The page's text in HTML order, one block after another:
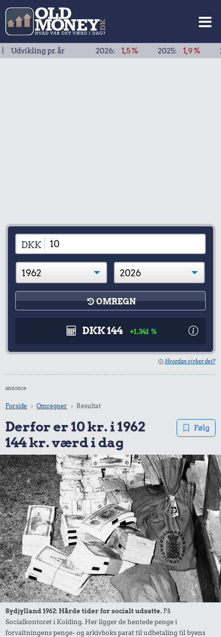
pr. år2026: 1,5 % 2025: 1,9 % 2024:
DKK
OMREGN
DKK 144 +1.341 %
Hvordan virker det?
annonce
Forside Omregner Resultat
Derfor er 10 kr. i 1962
144 kr. værd i dag
Følg
Sydjylland 1962: Hårde tider for socialt udsatte. På
Socialkontoret i Kolding. Her ligger de hentede penge i
forvaltningens penge- og arkivboks parat til udbetaling til byens